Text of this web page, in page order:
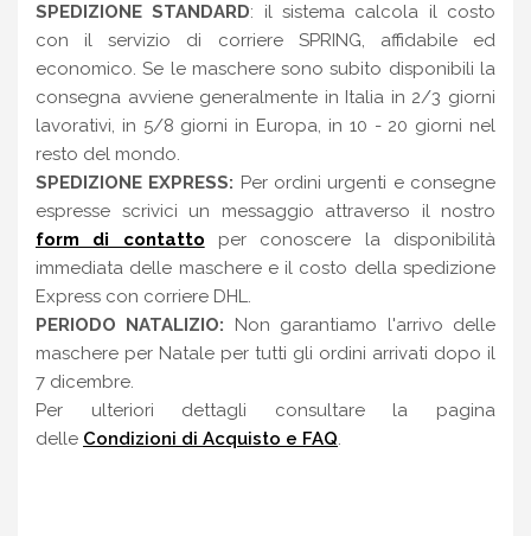
SPEDIZIONE STANDARD: il sistema calcola il costo
con il servizio di corriere SPRING, affidabile ed
economico. Se le maschere sono subito disponibili la
consegna avviene generalmente in Italia in 2/3 giorni
lavorativi, in 5/8 giorni in Europa, in 10 - 20 giorni nel
resto del mondo.
SPEDIZIONE EXPRESS: Per ordini urgenti e consegne
espresse scrivici un messaggio attraverso il nostro
form di contatto per conoscere la disponibilità
immediata delle maschere e il costo della spedizione
Express con corriere DHL.
PERIODO NATALIZIO: Non garantiamo l'arrivo delle
maschere per Natale per tutti gli ordini arrivati dopo il
7 dicembre.
Per ulteriori dettagli consultare la pagina
delle Condizioni di Acquisto e FAQ.